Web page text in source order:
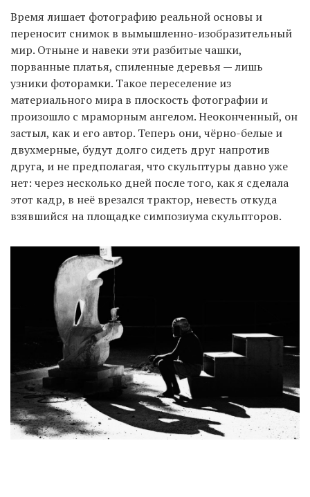
Время лишает фотографию реальной основы и
переносит снимок в вымышленно-изобразительный
мир. Отныне и навеки эти разбитые чашки,
порванные платья, спиленные деревья — лишь
узники фоторамки. Такое переселение из
материального мира в плоскость фотографии и
произошло с мраморным ангелом. Неоконченный, он
застыл, как и его автор. Теперь они, чёрно-белые и
двухмерные, будут долго сидеть друг напротив
друга, и не предполагая, что скульптуры давно уже
нет: через несколько дней после того, как я сделала
этот кадр, в неё врезался трактор, невесть откуда
взявшийся на площадке симпозиума скульпторов.